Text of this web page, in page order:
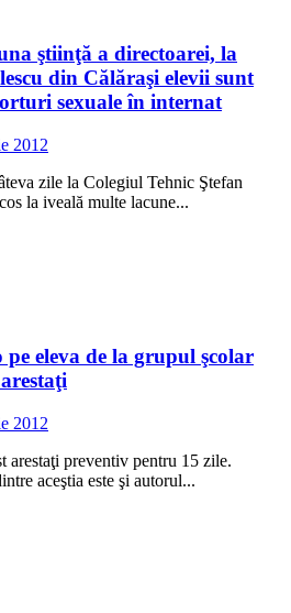
ştiinţă a directoarei, la
din Călăraşi elevii sunt
sexuale în internat
2012
zile la Colegiul Tehnic Ştefan
la iveală multe lacune...
eleva de la grupul şcolar
2012
arestaţi preventiv pentru 15 zile.
aceştia este şi autorul...